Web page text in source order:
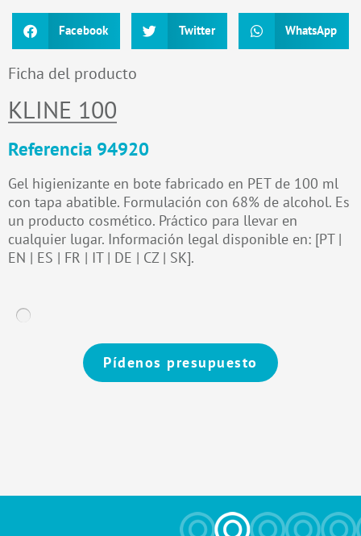
Facebook Twitter WhatsApp
Ficha del producto
KLINE 100
Referencia 94920
Gel higienizante en bote fabricado en PET de 100 ml
con tapa abatible. Formulación con 68% de alcohol. Es
un producto cosmético. Práctico para llevar en
cualquier lugar. Información legal disponible en: [PT |
EN | ES | FR | IT | DE | CZ | SK].
Pídenos presupuesto